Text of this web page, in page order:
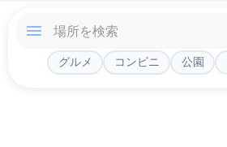
グルメ コンビニ 公園